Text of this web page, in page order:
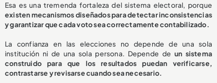
Esa es una tremenda fortaleza del sistema electoral, porque
existen mecanismos diseñados para detectar inconsistencias
y garantizar que cada voto sea correctamente contabilizado.
La confianza en las elecciones no depende de una sola
institución ni de una sola persona. Depende de un sistema
construido para que los resultados puedan verificarse,
contrastarse y revisarse cuando sea necesario.